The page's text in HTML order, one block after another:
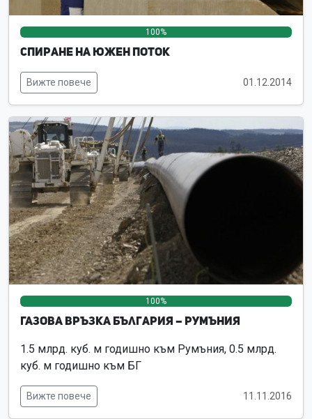
100%
Спиране на Южен поток
Вижте повече 01.12.2014
100%
Газова връзка България – Румъния
1.5 млрд. куб. м годишно към Румъния, 0.5 млрд.
куб. м годишно към БГ
Вижте повече 11.11.2016